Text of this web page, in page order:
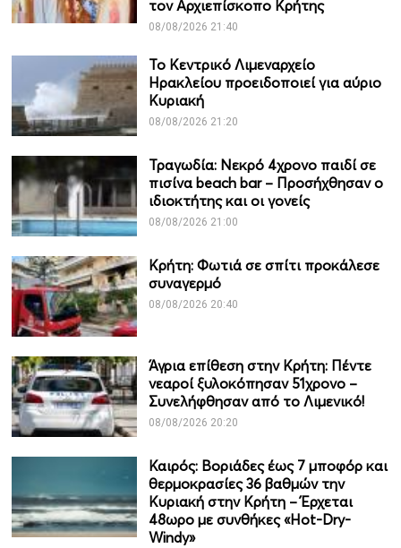
τον Αρχιεπίσκοπο Κρήτης
08/08/2026 21:40
Το Κεντρικό Λιμεναρχείο
Ηρακλείου προειδοποιεί για αύριο
Κυριακή
08/08/2026 21:20
Τραγωδία: Νεκρό 4χρονο παιδί σε
πισίνα beach bar – Προσήχθησαν ο
ιδιοκτήτης και οι γονείς
08/08/2026 21:00
Κρήτη: Φωτιά σε σπίτι προκάλεσε
συναγερμό
08/08/2026 20:40
Άγρια επίθεση στην Κρήτη: Πέντε
νεαροί ξυλοκόπησαν 51χρονο –
Συνελήφθησαν από το Λιμενικό!
08/08/2026 20:20
Καιρός: Βοριάδες έως 7 μποφόρ και
θερμοκρασίες 36 βαθμών την
Κυριακή στην Κρήτη – Έρχεται
48ωρο με συνθήκες «Hot-Dry-
Windy»